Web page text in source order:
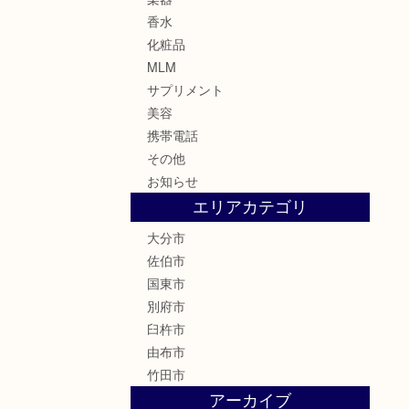
香水
化粧品
MLM
サプリメント
美容
携帯電話
その他
お知らせ
エリアカテゴリ
大分市
佐伯市
国東市
別府市
臼杵市
由布市
竹田市
アーカイブ